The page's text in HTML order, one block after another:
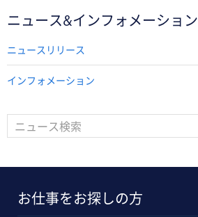
ニュース&インフォメーション
ニュースリリース
インフォメーション
お仕事をお探しの方